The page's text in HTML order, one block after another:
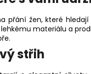
přání žen, které
materiálu a
střih